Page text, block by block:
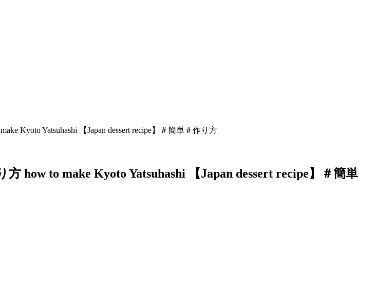
Kyoto Yatsuhashi 【Japan dessert recipe】＃簡単＃作り方
how to make Kyoto Yatsuhashi 【Japan dessert recipe】＃簡単